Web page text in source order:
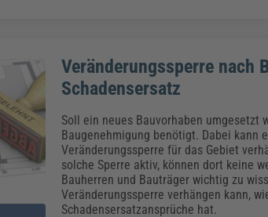
Veränderungssperre nach
Schadensersatz
Soll ein neues Bauvorhaben umgesetzt
Baugenehmigung benötigt. Dabei kann
Veränderungssperre für das Gebiet
solche Sperre aktiv, können dort keine
Bauherren und Bauträger wichtig zu
Veränderungssperre verhängen kann,
Schadensersatzansprüche hat.